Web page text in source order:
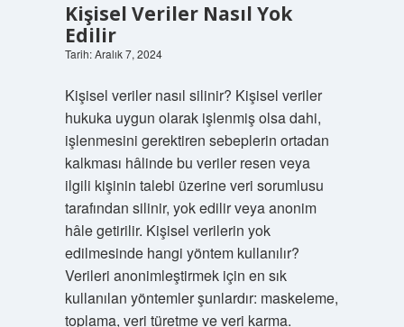
Kişisel Veriler Nasıl Yok
Edilir
Tarih: Aralık 7, 2024
Kişisel veriler nasıl silinir? Kişisel veriler
hukuka uygun olarak işlenmiş olsa dahi,
işlenmesini gerektiren sebeplerin ortadan
kalkması hâlinde bu veriler resen veya
ilgili kişinin talebi üzerine veri sorumlusu
tarafından silinir, yok edilir veya anonim
hâle getirilir. Kişisel verilerin yok
edilmesinde hangi yöntem kullanılır?
Verileri anonimleştirmek için en sık
kullanılan yöntemler şunlardır: maskeleme,
toplama, veri türetme ve veri karma.